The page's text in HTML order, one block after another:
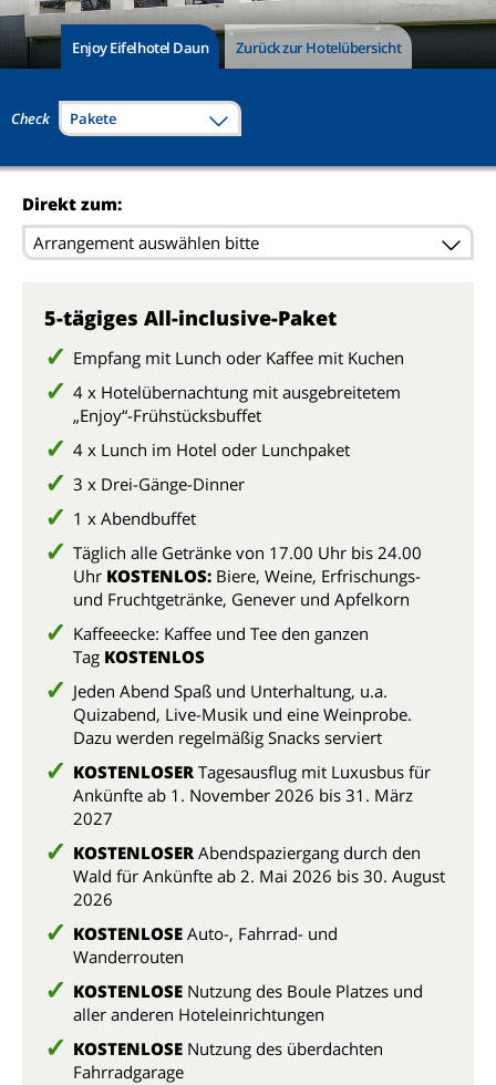
Enjoy Eifelhotel Daun Zurück zur Hotelübersicht
Check Pakete
Direkt zum:
Arrangement auswählen bitte
5-tägiges All-inclusive-Paket
Empfang mit Lunch oder Kaffee mit Kuchen
4 x Hotelübernachtung mit ausgebreitetem
„Enjoy“-Frühstücksbuffet
4 x Lunch im Hotel oder Lunchpaket
3 x Drei-Gänge-Dinner
1 x Abendbuffet
Täglich alle Getränke von 17.00 Uhr bis 24.00
Uhr KOSTENLOS: Biere, Weine, Erfrischungs-
und Fruchtgetränke, Genever und Apfelkorn
Kaffeeecke: Kaffee und Tee den ganzen
Tag KOSTENLOS
Jeden Abend Spaß und Unterhaltung, u.a.
Quizabend, Live-Musik und eine Weinprobe.
Dazu werden regelmäßig Snacks serviert
KOSTENLOSER Tagesausflug mit Luxusbus für
Ankünfte ab 1. November 2026 bis 31. März
2027
KOSTENLOSER Abendspaziergang durch den
Wald für Ankünfte ab 2. Mai 2026 bis 30. August
2026
KOSTENLOSE Auto-, Fahrrad- und
Wanderrouten
KOSTENLOSE Nutzung des Boule Platzes und
aller anderen Hoteleinrichtungen
KOSTENLOSE Nutzung des überdachten
Fahrradgarage